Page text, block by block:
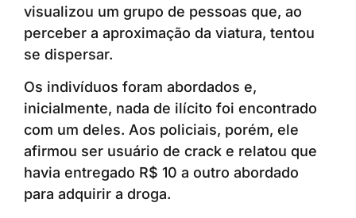
visualizou um grupo de pessoas que, ao
perceber a aproximação da viatura, tentou
se dispersar.
Os indivíduos foram abordados e,
inicialmente, nada de ilícito foi encontrado
com um deles. Aos policiais, porém, ele
afirmou ser usuário de crack e relatou que
havia entregado R$ 10 a outro abordado
para adquirir a droga.